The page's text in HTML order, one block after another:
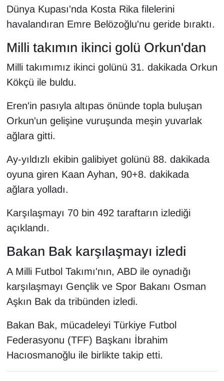
Dünya Kupası'nda Kosta Rika filelerini
havalandıran Emre Belözoğlu'nu geride bıraktı.
Milli takımın ikinci golü Orkun'dan
Milli takımımız ikinci golünü 31. dakikada Orkun
Kökçü ile buldu.
Eren'in pasıyla altıpas önünde topla buluşan
Orkun'un gelişine vuruşunda meşin yuvarlak
ağlara gitti.
Ay-yıldızlı ekibin galibiyet golünü 88. dakikada
oyuna giren Kaan Ayhan, 90+8. dakikada
ağlara yolladı.
Karşılaşmayı 70 bin 492 taraftarın izlediği
açıklandı.
Bakan Bak karşılaşmayı izledi
A Milli Futbol Takımı'nın, ABD ile oynadığı
karşılaşmayı Gençlik ve Spor Bakanı Osman
Aşkın Bak da tribünden izledi.
Bakan Bak, mücadeleyi Türkiye Futbol
Federasyonu (TFF) Başkanı İbrahim
Hacıosmanoğlu ile birlikte takip etti.